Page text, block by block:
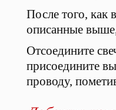
После того, как
описанные
Отсоедините
присоедините
проводу,